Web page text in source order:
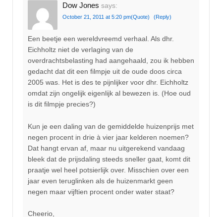
Dow Jones says:
October 21, 2011 at 5:20 pm(Quote) (Reply)
Een beetje een wereldvreemd verhaal. Als dhr.
Eichholtz niet de verlaging van de
overdrachtsbelasting had aangehaald, zou ik hebben
gedacht dat dit een filmpje uit de oude doos circa
2005 was. Het is des te pijnlijker voor dhr. Eichholtz
omdat zijn ongelijk eigenlijk al bewezen is. (Hoe oud
is dit filmpje precies?)
Kun je een daling van de gemiddelde huizenprijs met
negen procent in drie à vier jaar kelderen noemen?
Dat hangt ervan af, maar nu uitgerekend vandaag
bleek dat de prijsdaling steeds sneller gaat, komt dit
praatje wel heel potsierlijk over. Misschien over een
jaar even teruglinken als de huizenmarkt geen
negen maar vijftien procent onder water staat?
Cheerio,